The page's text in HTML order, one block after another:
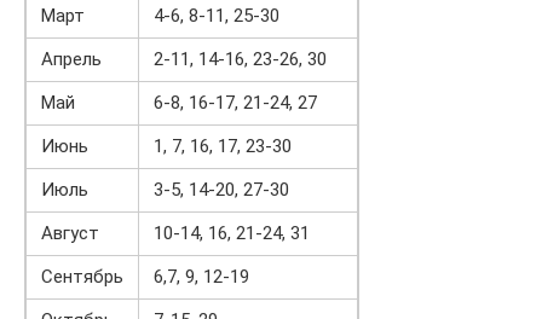
Март
4-6, 8-11, 25-30
Апрель
2-11, 14-16, 23-26, 30
Май
6-8, 16-17, 21-24, 27
Июнь
1, 7, 16, 17, 23-30
Июль
3-5, 14-20, 27-30
Август
10-14, 16, 21-24, 31
Сентябрь
6,7, 9, 12-19